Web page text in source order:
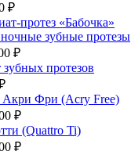
₽
протез «Бабочка»
зубные протезы
₽
протезов
Акри Фри (Acry Free)
₽
(Quattro Ti)
₽